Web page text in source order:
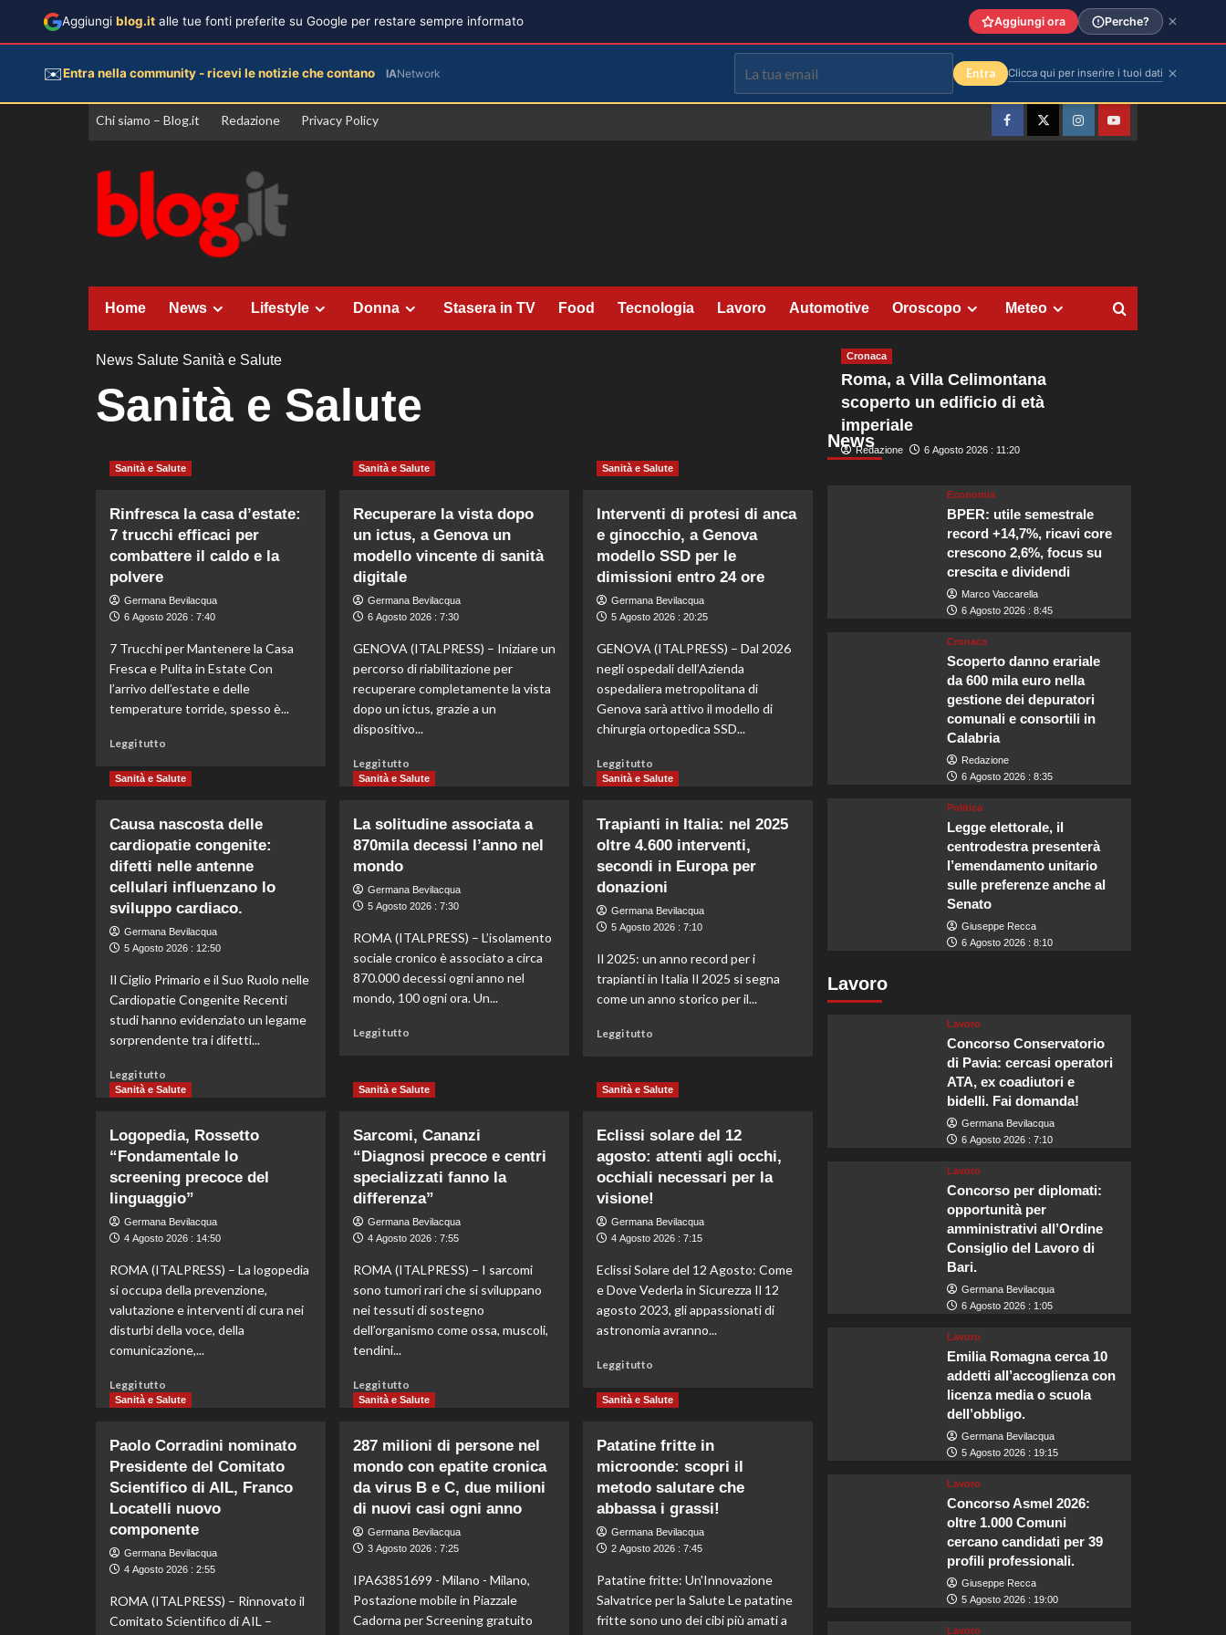
Vai
Chi siamo – Blog.it Redazione Privacy Policy
FacebookTwitterInstagramYouTube
Home News Lifestyle Donna Stasera in TV Food Tecnologia Lavoro Automotive Oroscopo Meteo
News Salute Sanità e Salute
Sanità e Salute
Sanità e Salute
Rinfresca la casa d’estate:
7 trucchi efficaci per
combattere il caldo e la
polvere
Germana Bevilacqua
6 Agosto 2026 : 7:40
7 Trucchi per Mantenere la Casa
Fresca e Pulita in Estate Con
l’arrivo dell’estate e delle
temperature torride, spesso è...
Leggi tuttoLeggi
più
la
casa
d’estate:
7
trucchi
efficaci
per
combattere
caldo
e
la
polvere
Sanità e Salute
Recuperare la vista dopo
un ictus, a Genova un
modello vincente di sanità
digitale
Germana Bevilacqua
6 Agosto 2026 : 7:30
GENOVA (ITALPRESS) – Iniziare un
percorso di riabilitazione per
recuperare completamente la vista
dopo un ictus, grazie a un
dispositivo...
Leggi tuttoLeggi
di
Recuperare
la
un
a
Genova
modello
vincente
sanità
Sanità e Salute
Interventi di protesi di anca
e ginocchio, a Genova
modello SSD per le
dimissioni entro 24 ore
Germana Bevilacqua
5 Agosto 2026 : 20:25
GENOVA (ITALPRESS) – Dal 2026
negli ospedali dell’Azienda
ospedaliera metropolitana di
Genova sarà attivo il modello di
chirurgia ortopedica SSD...
Leggi tutto
di
Interventi
di
protesi
di
e
ginocchio,
modello
SSD
24
Sanità e Salute
Causa nascosta delle
cardiopatie congenite:
difetti nelle antenne
cellulari influenzano lo
sviluppo cardiaco.
Germana Bevilacqua
5 Agosto 2026 : 12:50
Il Ciglio Primario e il Suo Ruolo nelle
Cardiopatie Congenite Recenti
studi hanno evidenziato un legame
sorprendente tra i difetti...
Leggi tuttoLeggi
di
Causa
nascosta
delle
cardiopatie
congenite:
difetti
nelle
antenne
influenzano
lo
sviluppo
cardiaco.
Sanità e Salute
La solitudine associata a
870mila decessi l’anno nel
mondo
Germana Bevilacqua
5 Agosto 2026 : 7:30
ROMA (ITALPRESS) – L’isolamento
sociale cronico è associato a circa
870.000 decessi ogni anno nel
mondo, 100 ogni ora. Un...
Leggi tuttoLeggi
su
La
associata
a
870mila
decessi
l’anno
nel
mondo
Sanità e Salute
Trapianti in Italia: nel 2025
oltre 4.600 interventi,
secondi in Europa per
donazioni
Germana Bevilacqua
5 Agosto 2026 : 7:10
Il 2025: un anno record per i
trapianti in Italia Il 2025 si segna
come un anno storico per il...
Leggi tutto
su
Trapianti
Italia:
nel
oltre
interventi,
secondi
Europa
per
donazioni
Sanità e Salute
Logopedia, Rossetto
“Fondamentale lo
screening precoce del
linguaggio”
Germana Bevilacqua
4 Agosto 2026 : 14:50
ROMA (ITALPRESS) – La logopedia
si occupa della prevenzione,
valutazione e interventi di cura nei
disturbi della voce, della
comunicazione,...
Leggi tuttoLeggi
di
Logopedia,
Rossetto
“Fondamentale
lo
precoce
del
linguaggio”
Sanità e Salute
Sarcomi, Cananzi
“Diagnosi precoce e centri
specializzati fanno la
differenza”
Germana Bevilacqua
4 Agosto 2026 : 7:55
ROMA (ITALPRESS) – I sarcomi
sono tumori rari che si sviluppano
nei tessuti di sostegno
dell’organismo come ossa, muscoli,
tendini...
Leggi tuttoLeggi
di
Sarcomi,
Cananzi
“Diagnosi
precoce
centri
specializzati
fanno
differenza”
Sanità e Salute
Eclissi solare del 12
agosto: attenti agli occhi,
occhiali necessari per la
visione!
Germana Bevilacqua
4 Agosto 2026 : 7:15
Eclissi Solare del 12 Agosto: Come
e Dove Vederla in Sicurezza Il 12
agosto 2023, gli appassionati di
astronomia avranno...
Leggi tutto
più
solare
del
12
agosto:
attenti
agli
occhi,
necessari
per
la
Sanità e Salute
Paolo Corradini nominato
Presidente del Comitato
Scientifico di AIL, Franco
Locatelli nuovo
componente
Germana Bevilacqua
4 Agosto 2026 : 2:55
ROMA (ITALPRESS) – Rinnovato il
Comitato Scientifico di AIL –
Sanità e Salute
287 milioni di persone nel
mondo con epatite cronica
da virus B e C, due milioni
di nuovi casi ogni anno
Germana Bevilacqua
3 Agosto 2026 : 7:25
IPA63851699 - Milano - Milano,
Postazione mobile in Piazzale
Cadorna per Screening gratuito
Sanità e Salute
Patatine fritte in
microonde: scopri il
metodo salutare che
abbassa i grassi!
Germana Bevilacqua
2 Agosto 2026 : 7:45
Patatine fritte: Un'Innovazione
Salvatrice per la Salute Le patatine
fritte sono uno dei cibi più amati a
News
Cronaca
Roma, a Villa Celimontana
scoperto un edificio di età
imperiale
Redazione 6 Agosto 2026 : 11:20
Economia
BPER: utile semestrale
record +14,7%, ricavi core
crescono 2,6%, focus su
crescita e dividendi
Marco Vaccarella
6 Agosto 2026 : 8:45
Cronaca
Scoperto danno erariale
da 600 mila euro nella
gestione dei depuratori
comunali e consortili in
Calabria
Redazione
6 Agosto 2026 : 8:35
Politica
Legge elettorale, il
centrodestra presenterà
l’emendamento unitario
sulle preferenze anche al
Senato
Giuseppe Recca
6 Agosto 2026 : 8:10
Lavoro
Lavoro
Concorso Conservatorio
di Pavia: cercasi operatori
ATA, ex coadiutori e
bidelli. Fai domanda!
Germana Bevilacqua
6 Agosto 2026 : 7:10
Lavoro
Concorso per diplomati:
opportunità per
amministrativi all’Ordine
Consiglio del Lavoro di
Bari.
Germana Bevilacqua
6 Agosto 2026 : 1:05
Lavoro
Emilia Romagna cerca 10
addetti all’accoglienza con
licenza media o scuola
dell’obbligo.
Germana Bevilacqua
5 Agosto 2026 : 19:15
Lavoro
Concorso Asmel 2026:
oltre 1.000 Comuni
cercano candidati per 39
profili professionali.
Giuseppe Recca
5 Agosto 2026 : 19:00
Lavoro
Aggiungi blog.it alle tue fonti preferite su Google per restare sempre informato Aggiungi ora Perche?
✉️Entra nella community - ricevi le notizie che contano IANetwork Entra Clicca qui per inserire i tuoi dati